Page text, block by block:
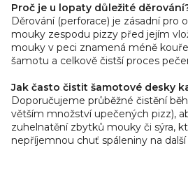
Proč je u lopaty důležité
Děrování (perforace) je zásadní pro
mouky zespodu pizzy před jejím
mouky v peci znamená méně
šamotu a celkově čistší proces
Jak často čistit šamotové desky
Doporučujeme průběžné čistění
větším množství upečených pizz),
zuhelnatění zbytků mouky či sýra,
nepříjemnou chuť spáleniny na další